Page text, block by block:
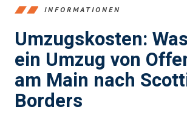
INFORMATIONEN
Umzugskosten:
ein Umzug von
am Main nach
Borders